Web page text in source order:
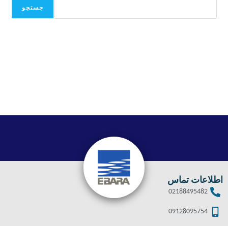
جستجو
اطلاعات تماس
02188495482
09128095754